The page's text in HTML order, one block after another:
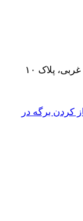
پلاک ۱۰
کردن برگه در